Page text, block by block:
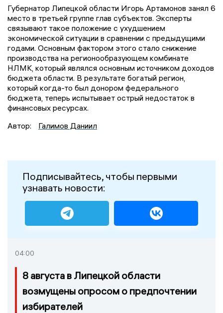
Губернатор Липецкой области Игорь Артамонов занял 6
место в третьей группе глав субъектов. Эксперты
связывают такое положение с ухудшением
экономической ситуации в сравнении с предыдущими
годами. Основным фактором этого стало снижение
производства на регионообразующем комбинате
НЛМК, который являлся основным источником доходов
бюджета области. В результате богатый регион,
который когда-то был донором федерального
бюджета, теперь испытывает острый недостаток в
финансовых ресурсах.
Автор:
Галимов Даниил
Подписывайтесь, чтобы первыми
узнавать новости:
04:00
8 августа в Липецкой области
возмущены опросом о предпочтении
избирателей